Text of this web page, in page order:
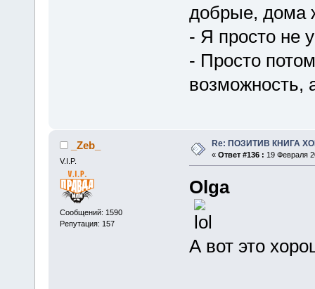
добрые, дома
- Я просто не
- Просто
возможность,
_Zeb_
V.I.P.
Сообщений: 1590
Репутация: 157
Re: ПОЗИТИВ КНИГА
« Ответ #136 : 19 Февраля
Olga
А вот это